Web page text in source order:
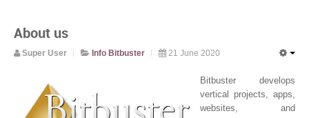
About us
Super User Info Bitbuster 21 June 2020
Bitbuster develops
vertical projects, apps,
websites, and